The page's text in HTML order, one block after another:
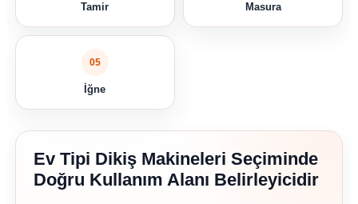
Tamir Masura
05
İğne
Ev Tipi Dikiş Makineleri Seçiminde
Doğru Kullanım Alanı Belirleyicidir